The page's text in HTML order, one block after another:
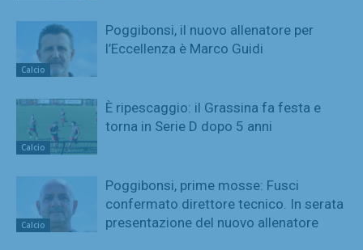
Calcio
Poggibonsi, il nuovo allenatore per
l’Eccellenza è Marco Guidi
Calcio
È ripescaggio: il Grassina fa festa e
torna in Serie D dopo 5 anni
Calcio
Poggibonsi, prime mosse: Fusci
confermato direttore tecnico. In serata
presentazione del nuovo allenatore